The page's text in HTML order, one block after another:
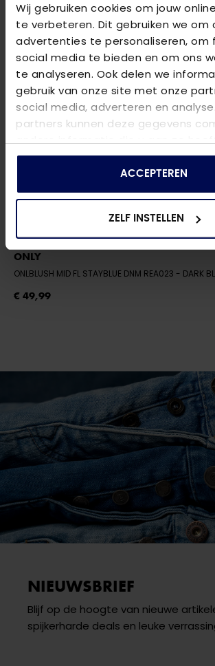
Wij gebruiken cookies om jouw
te verbeteren. Dit gebruiken we om
advertenties te personaliseren, om
social media te bieden en om ons
te analyseren. Ook delen we
gebruik van onze site met onze
social media, adverteren en
partners kunnen deze gegevens
andere informatie die u aan ze
die ze hebben verzameld op basis
ACCEPTEREN
ZELF INSTELLEN
ONLY
ONLBLUSH MID FL STAYBLUE DNM REA023 - DARK BLUE DENIM
€ 49,99
NIEUWSBRIEF
Blijf op de hoogte van nieuwe
spijkerharde deals en leuke